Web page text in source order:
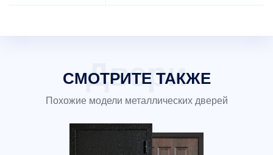
СМОТРИТЕ ТАКЖЕ
Похожие модели металлических дверей